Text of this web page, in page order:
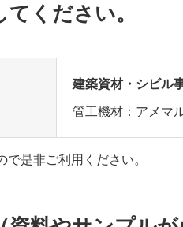
ください。
建築資材・シビル
管工機材：アメマ
で是非ご利用ください。